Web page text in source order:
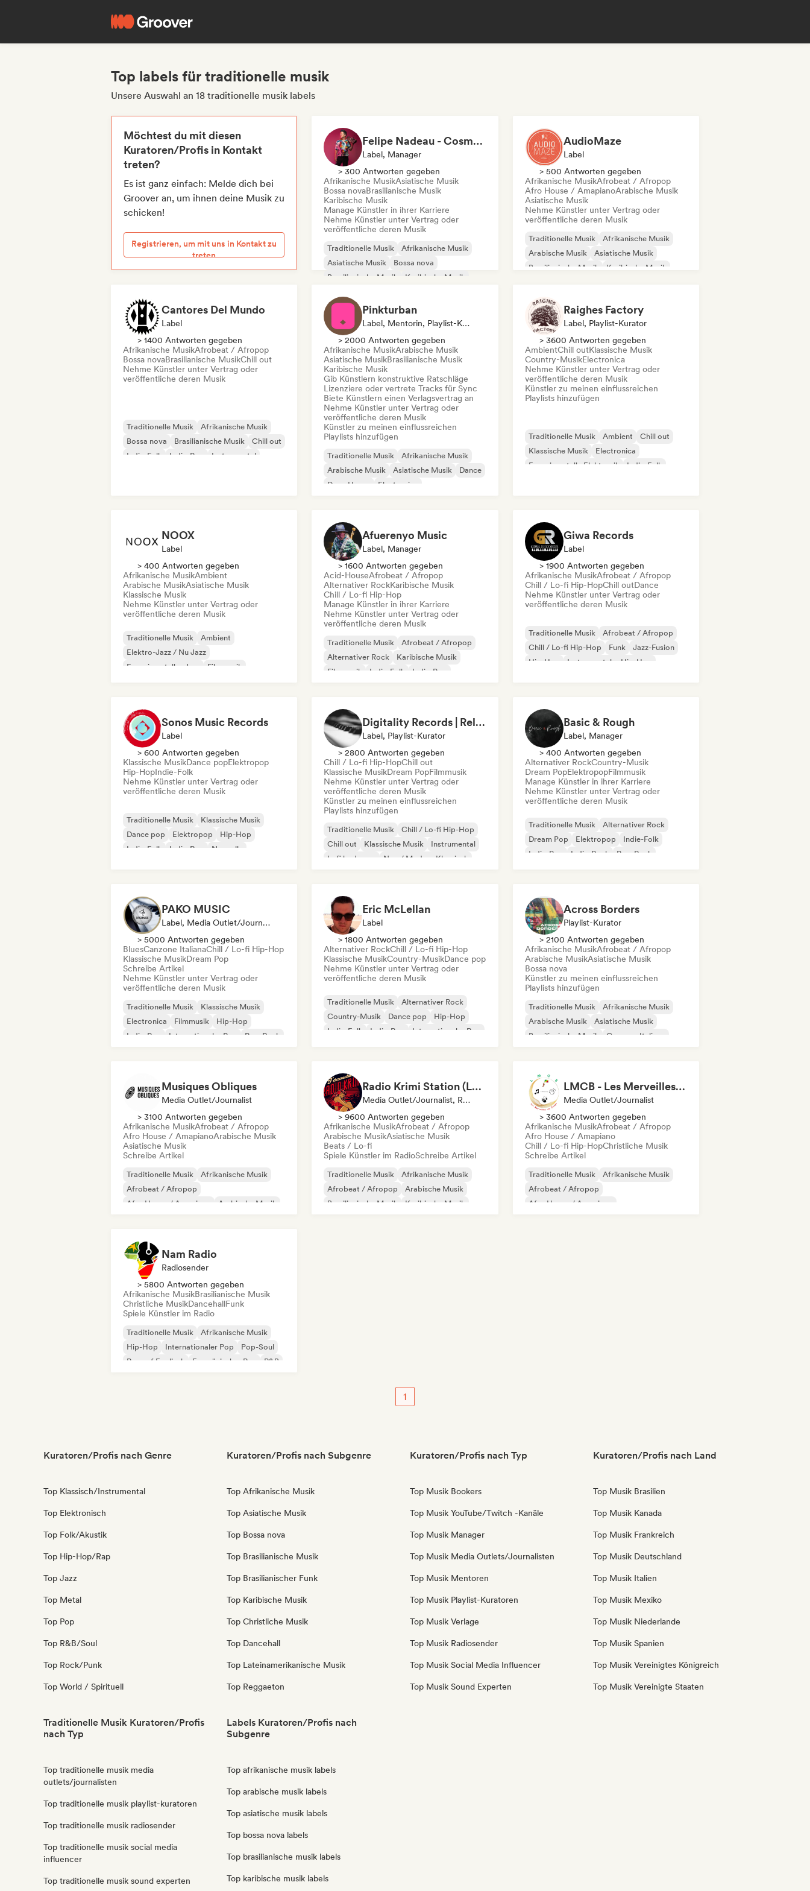
Top labels für traditionelle musik
Unsere Auswahl an 18 traditionelle musik labels
Möchtest du mit diesen
Kuratoren/Profis in Kontakt
treten?
Es ist ganz einfach: Melde dich bei
Groover an, um ihnen deine Musik zu
schicken!
Registrieren, um mit uns in Kontakt zu
treten
Felipe Nadeau - Cosmovision Records & Ritmos del Sur
Label, Manager
> 300 Antworten gegeben
Afrikanische MusikAsiatische Musik
Bossa novaBrasilianische Musik
Karibische Musik
Manage Künstler in ihrer Karriere
Nehme Künstler unter Vertrag oder
veröffentliche deren Musik
Traditionelle Musik
Afrikanische Musik
Asiatische Musik
Bossa nova
Brasilianische Musik
Karibische Musik
AudioMaze
Label
> 500 Antworten gegeben
Afrikanische MusikAfrobeat / Afropop
Afro House / AmapianoArabische Musik
Asiatische Musik
Nehme Künstler unter Vertrag oder
veröffentliche deren Musik
Traditionelle Musik
Afrikanische Musik
Arabische Musik
Asiatische Musik
Brasilianische Musik
Karibische Musik
Cantores Del Mundo
Label
> 1400 Antworten gegeben
Afrikanische MusikAfrobeat / Afropop
Bossa novaBrasilianische MusikChill out
Nehme Künstler unter Vertrag oder
veröffentliche deren Musik
Traditionelle Musik
Afrikanische Musik
Bossa nova
Brasilianische Musik
Chill out
Indie-Folk
Indie-Pop Instrumental
Pinkturban
Label, Mentorin, Playlist-Kurator, Verlag, Sync Supervisor
> 2000 Antworten gegeben
Afrikanische MusikArabische Musik
Asiatische MusikBrasilianische Musik
Karibische Musik
Gib Künstlern konstruktive Ratschläge
Lizenziere oder vertrete Tracks für Sync
Biete Künstlern einen Verlagsvertrag an
Nehme Künstler unter Vertrag oder
veröffentliche deren Musik
Künstler zu meinen einflussreichen
Playlists hinzufügen
Traditionelle Musik
Afrikanische Musik
Arabische Musik
Asiatische Musik
Dance
Deep House
Electronica
Raighes Factory
Label, Playlist-Kurator
> 3600 Antworten gegeben
AmbientChill outKlassische Musik
Country-MusikElectronica
Nehme Künstler unter Vertrag oder
veröffentliche deren Musik
Künstler zu meinen einflussreichen
Playlists hinzufügen
Traditionelle Musik Ambient
Chill out
Klassische Musik
Electronica
Experimentelle Elektronik
Indie-Folk
NOOX
Label
> 400 Antworten gegeben
Afrikanische MusikAmbient
Arabische MusikAsiatische Musik
Klassische Musik
Nehme Künstler unter Vertrag oder
veröffentliche deren Musik
Traditionelle Musik
Ambient
Elektro-Jazz / Nu Jazz
Experimenteller Jazz
Filmmusik
Afuerenyo Music
Label, Manager
> 1600 Antworten gegeben
Acid-HouseAfrobeat / Afropop
Alternativer RockKaribische Musik
Chill / Lo-fi Hip-Hop
Manage Künstler in ihrer Karriere
Nehme Künstler unter Vertrag oder
veröffentliche deren Musik
Traditionelle Musik
Afrobeat / Afropop
Alternativer Rock
Karibische Musik
Filmmusik
Indie-Folk
Indie-Pop
Giwa Records
Label
> 1900 Antworten gegeben
Afrikanische MusikAfrobeat / Afropop
Chill / Lo-fi Hip-HopChill outDance
Nehme Künstler unter Vertrag oder
veröffentliche deren Musik
Traditionelle Musik
Afrobeat / Afropop
Chill / Lo-fi Hip-Hop
Funk
Jazz-Fusion
Hip-Hop
Instrumentaler Hip-Hop
Sonos Music Records
Label
> 600 Antworten gegeben
Klassische MusikDance popElektropop
Hip-HopIndie-Folk
Nehme Künstler unter Vertrag oder
veröffentliche deren Musik
Traditionelle Musik
Klassische Musik
Dance pop
Elektropop
Hip-Hop
Indie-Folk
Indie-Pop Nouvelle
Digitality Records | Relaxing Piano Music
Label, Playlist-Kurator
> 2800 Antworten gegeben
Chill / Lo-fi Hip-HopChill out
Klassische MusikDream PopFilmmusik
Nehme Künstler unter Vertrag oder
veröffentliche deren Musik
Künstler zu meinen einflussreichen
Playlists hinzufügen
Traditionelle Musik
Chill / Lo-fi Hip-Hop
Chill out
Klassische Musik
Instrumental
Lofi bedroom
Neo / Modern Klassisch
Basic & Rough
Label, Manager
> 400 Antworten gegeben
Alternativer RockCountry-Musik
Dream PopElektropopFilmmusik
Manage Künstler in ihrer Karriere
Nehme Künstler unter Vertrag oder
veröffentliche deren Musik
Traditionelle Musik
Alternativer Rock
Dream Pop
Elektropop
Indie-Folk
Indie-Pop
Indie-Rock Pop-Rock
PAKO MUSIC
Label, Media Outlet/Journalist
> 5000 Antworten gegeben
BluesCanzone ItalianaChill / Lo-fi Hip-Hop
Klassische MusikDream Pop
Schreibe Artikel
Nehme Künstler unter Vertrag oder
veröffentliche deren Musik
Traditionelle Musik
Klassische Musik
Electronica
Filmmusik
Hip-Hop
Indie-Pop
Internationaler Pop Pop-Rock
Eric McLellan
Label
> 1800 Antworten gegeben
Alternativer RockChill / Lo-fi Hip-Hop
Klassische MusikCountry-MusikDance pop
Nehme Künstler unter Vertrag oder
veröffentliche deren Musik
Traditionelle Musik
Alternativer Rock
Country-Musik
Dance pop
Hip-Hop
Indie-Folk
Indie-Pop Internationaler Pop
Across Borders
Playlist-Kurator
> 2100 Antworten gegeben
Afrikanische MusikAfrobeat / Afropop
Arabische MusikAsiatische Musik
Bossa nova
Künstler zu meinen einflussreichen
Playlists hinzufügen
Traditionelle Musik
Afrikanische Musik
Arabische Musik
Asiatische Musik
Brasilianische Musik
Canzone Italiana
Musiques Obliques
Media Outlet/Journalist
> 3100 Antworten gegeben
Afrikanische MusikAfrobeat / Afropop
Afro House / AmapianoArabische Musik
Asiatische Musik
Schreibe Artikel
Traditionelle Musik
Afrikanische Musik
Afrobeat / Afropop
Afro House / Amapiano
Arabische Musik
Radio Krimi Station (La Radio)
Media Outlet/Journalist, Radiosender
> 9600 Antworten gegeben
Afrikanische MusikAfrobeat / Afropop
Arabische MusikAsiatische Musik
Beats / Lo-fi
Spiele Künstler im RadioSchreibe Artikel
Traditionelle Musik
Afrikanische Musik
Afrobeat / Afropop
Arabische Musik
Brasilianische Musik
Karibische Musik
LMCB - Les Merveilles du Congo 🇨🇬
Media Outlet/Journalist
> 3600 Antworten gegeben
Afrikanische MusikAfrobeat / Afropop
Afro House / Amapiano
Chill / Lo-fi Hip-HopChristliche Musik
Schreibe Artikel
Traditionelle Musik
Afrikanische Musik
Afrobeat / Afropop
Afro House / Amapiano
Nam Radio
Radiosender
> 5800 Antworten gegeben
Afrikanische MusikBrasilianische Musik
Christliche MusikDancehallFunk
Spiele Künstler im Radio
Traditionelle Musik
Afrikanische Musik
Hip-Hop
Internationaler Pop
Pop-Soul
Rap auf Englisch
Französischer Rap R&B
1
Kuratoren/Profis nach Genre
Top Klassisch/Instrumental
Top Elektronisch
Top Folk/Akustik
Top Hip-Hop/Rap
Top Jazz
Top Metal
Top Pop
Top R&B/Soul
Top Rock/Punk
Top World / Spirituell
Kuratoren/Profis nach Subgenre
Top Afrikanische Musik
Top Asiatische Musik
Top Bossa nova
Top Brasilianische Musik
Top Brasilianischer Funk
Top Karibische Musik
Top Christliche Musik
Top Dancehall
Top Lateinamerikanische Musik
Top Reggaeton
Kuratoren/Profis nach Typ
Top Musik Bookers
Top Musik YouTube/Twitch -Kanäle
Top Musik Manager
Top Musik Media Outlets/Journalisten
Top Musik Mentoren
Top Musik Playlist-Kuratoren
Top Musik Verlage
Top Musik Radiosender
Top Musik Social Media Influencer
Top Musik Sound Experten
Kuratoren/Profis nach Land
Top Musik Brasilien
Top Musik Kanada
Top Musik Frankreich
Top Musik Deutschland
Top Musik Italien
Top Musik Mexiko
Top Musik Niederlande
Top Musik Spanien
Top Musik Vereinigtes Königreich
Top Musik Vereinigte Staaten
Traditionelle Musik Kuratoren/Profis
nach Typ
Top traditionelle musik media
outlets/journalisten
Top traditionelle musik playlist-kuratoren
Top traditionelle musik radiosender
Top traditionelle musik social media
influencer
Top traditionelle musik sound experten
Labels Kuratoren/Profis nach
Subgenre
Top afrikanische musik labels
Top arabische musik labels
Top asiatische musik labels
Top bossa nova labels
Top brasilianische musik labels
Top karibische musik labels